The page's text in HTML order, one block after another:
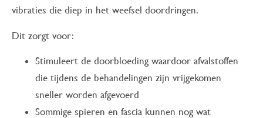
vibraties die diep in het weefsel doordringen.
Dit zorgt voor:
Stimuleert de doorbloeding waardoor afvalstoffen
die tijdens de behandelingen zijn vrijgekomen
sneller worden afgevoerd
Sommige spieren en fascia kunnen nog wat